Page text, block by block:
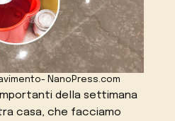
NanoPress.com
della settimana
casa, che facciamo